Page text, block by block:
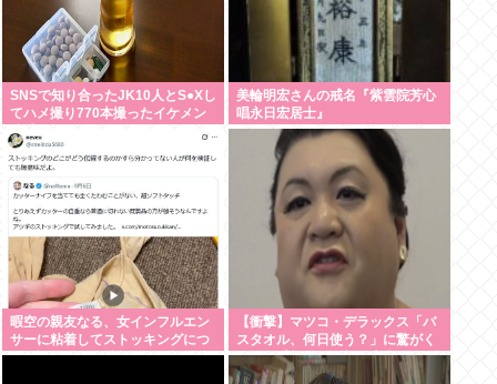
SNSで知り合ったJK10人とS●Xし
てハメ撮り770本撮ったイケメン
逮捕www
美輪明宏さんの戒名『紫雲院芳心
唱永日宏居士』
暇空の親友なる、女インフルエン
サーに粘着してストッキングにつ
いて語りだし嫌儲卿として格を見
【衝撃】マツコ・デラックス「バ
スタオル、何日使う？」に驚がく
の答え「今日は全部、本当のこと
言うわ」